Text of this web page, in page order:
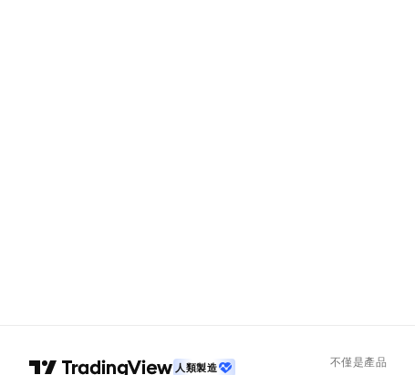
人類製造 不僅是產品